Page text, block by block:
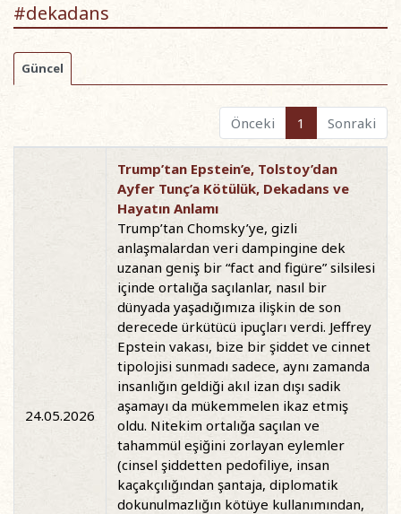
#dekadans
Güncel
Önceki 1 Sonraki
24.05.2026
Trump’tan Epstein’e, Tolstoy’dan
Ayfer Tunç’a Kötülük, Dekadans ve
Hayatın Anlamı
Trump’tan Chomsky’ye, gizli
anlaşmalardan veri dampingine dek
uzanan geniş bir “fact and figüre” silsilesi
içinde ortalığa saçılanlar, nasıl bir
dünyada yaşadığımıza ilişkin de son
derecede ürkütücü ipuçları verdi. Jeffrey
Epstein vakası, bize bir şiddet ve cinnet
tipolojisi sunmadı sadece, aynı zamanda
insanlığın geldiği akıl izan dışı sadik
aşamayı da mükemmelen ikaz etmiş
oldu. Nitekim ortalığa saçılan ve
tahammül eşiğini zorlayan eylemler
(cinsel şiddetten pedofiliye, insan
kaçakçılığından şantaja, diplomatik
dokunulmazlığın kötüye kullanımından,